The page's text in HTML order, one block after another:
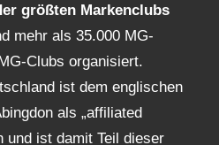
größten Markenclubs
mehr als 35.000 MG-
Clubs organisiert.
ist dem englischen
als „affiliated
und ist damit Teil dieser